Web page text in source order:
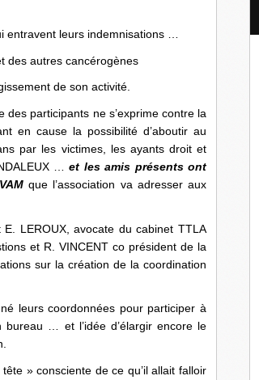
entravent leurs indemnisations …
des autres cancérogènes
de son activité.
participants ne s’exprime contre la
en cause la possibilité d’aboutir au
par les victimes, les ayants droit et
…et les amis présents ont
que l’association va adresser aux
E. LEROUX, avocate du cabinet TTLA
et R. VINCENT co président de la
sur la création de la coordination
leurs coordonnées pour participer à
… et l’idée d’élargir encore le
» consciente de ce qu’il allait falloir